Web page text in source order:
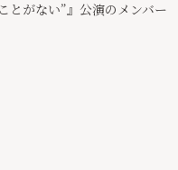
とがない”』公演のメンバー